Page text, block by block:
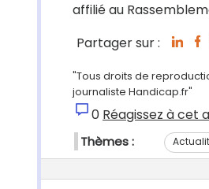
affilié au
Partager sur :
"Tous droits de
journaliste Handicap.fr"
0 Réagissez à cet
Thèmes :